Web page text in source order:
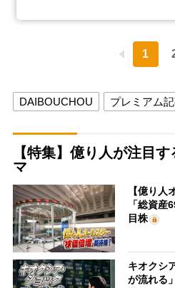
1
DAIBOUCHOU プレミアム
【特集】億り人が注目
マ
【億り人
「総資産
目株
キオクシ
が流れる